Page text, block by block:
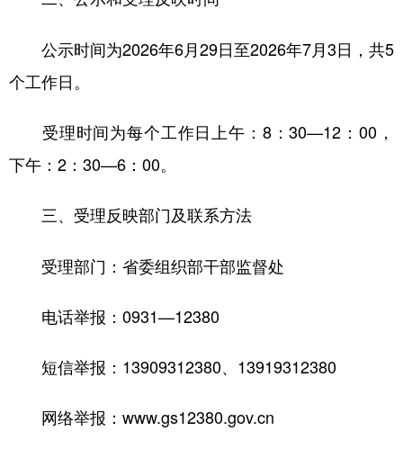
公示时间为2026年6月29日至2026年7月3日，共5
个工作日。
受理时间为每个工作日上午：8：30—12：00，
下午：2：30—6：00。
三、受理反映部门及联系方法
受理部门：省委组织部干部监督处
电话举报：0931—12380
短信举报：13909312380、13919312380
网络举报：www.gs12380.gov.cn